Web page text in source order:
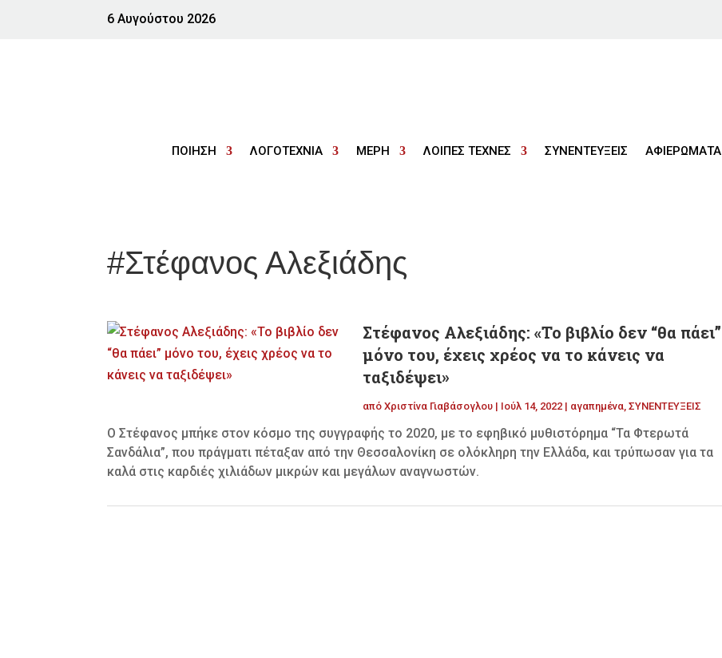
6 Αυγούστου 2026
ΠΟΙΗΣΗ ΛΟΓΟΤΕΧΝΙΑ ΜΕΡΗ ΛΟΙΠΕΣ ΤΕΧΝΕΣ ΣΥΝΕΝΤΕΥΞΕΙΣ ΑΦΙΕΡΩΜΑΤΑ
#Στέφανος Αλεξιάδης
Στέφανος Αλεξιάδης: «Το βιβλίο δεν “θα πάει”
μόνο του, έχεις χρέος να το κάνεις να
ταξιδέψει»
απόΧριστίνα Γιαβάσογλου | Ιούλ 14, 2022 | αγαπημένα ,ΣΥΝΕΝΤΕΥΞΕΙΣ
Ο Στέφανος μπήκε στον κόσμο της συγγραφής το 2020, με το εφηβικό μυθιστόρημα “Τα Φτερωτά
Σανδάλια”, που πράγματι πέταξαν από την Θεσσαλονίκη σε ολόκληρη την Ελλάδα, και τρύπωσαν για τα
καλά στις καρδιές χιλιάδων μικρών και μεγάλων αναγνωστών.